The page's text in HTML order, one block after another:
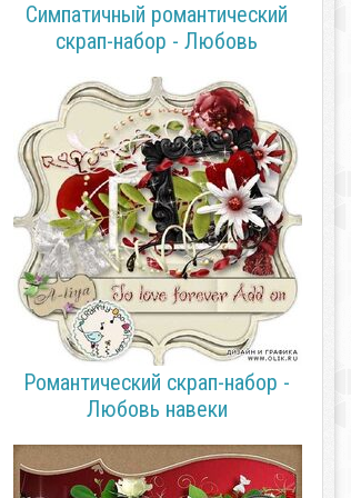
Симпатичный романтический
скрап-набор - Любовь
Романтический скрап-набор -
Любовь навеки